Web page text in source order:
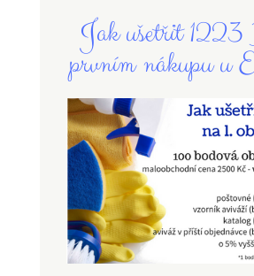
Jak ušetřit
prvním nákupu u